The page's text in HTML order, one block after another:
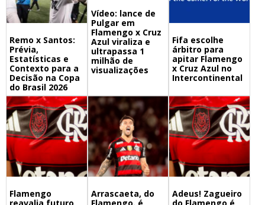
Remo x Santos:
Prévia,
Estatísticas e
Contexto para a
Decisão na Copa
do Brasil 2026
Vídeo: lance de
Pulgar em
Flamengo x Cruz
Azul viraliza e
ultrapassa 1
milhão de
visualizações
Fifa escolhe
árbitro para
apitar Flamengo
x Cruz Azul no
Intercontinental
Flamengo
Arrascaeta, do
Adeus! Zagueiro